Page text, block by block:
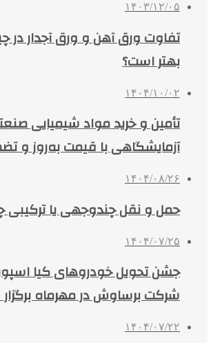
۱۴۰۳/۱۲/۰۵
تفاوت ورق آهن و ورق آجدار در
بهتر است؟
۱۴۰۴/۱۰/۰۲
تأمین و خرید مواد شیمیایی
آزمایشگاهی با قیمت به‌روز و
۱۴۰۴/۰۸/۲۶
حمل و نقل چندوجهی یا
۱۴۰۴/۰۷/۲۵
جشن تحویل خودروهای کیا
شرکت برساوش در مهرماه
۱۴۰۴/۰۷/۲۲